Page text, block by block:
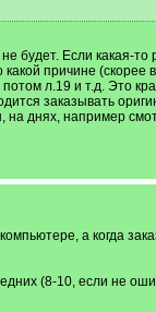
Если какая-
причине
л.19 и т.д. Это
заказывать
днях, например
а когда
(8-10, если не